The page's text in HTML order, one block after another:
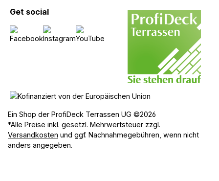
Get social
Ein Shop der ProfiDeck Terrassen UG ©2026
*Alle Preise inkl. gesetzl. Mehrwertsteuer zzgl.
Versandkosten und ggf. Nachnahmegebühren, wenn nicht
anders angegeben.